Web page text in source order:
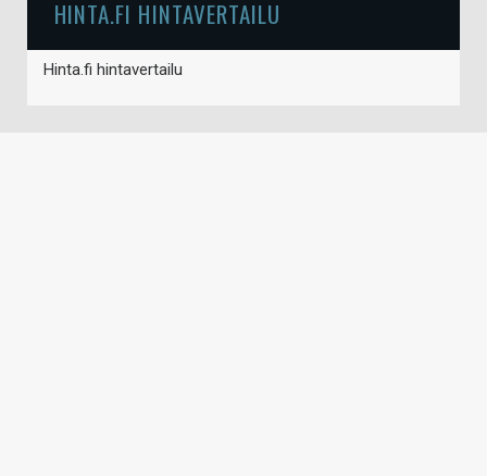
HINTA.FI HINTAVERTAILU
Hinta.fi hintavertailu